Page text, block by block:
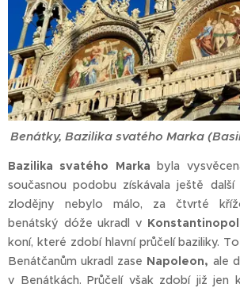
Benátky, Bazilika svatého Marka
Bazilika svatého Marka byla
současnou podobu získávala ještě
zlodějny nebylo málo, za čtvrté
benátský dóže ukradl v
koní, které zdobí hlavní průčelí baziliky.
Benátčanům ukradl zase Napoleon, ale
v Benátkách. Průčelí však zdobí již jen